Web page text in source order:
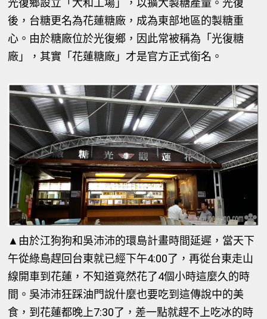
光復鄉設立「大和工場」，以擴大製糖產量。光復
後，台糖更名為花蓮糖廠，成為東部地區的製糖重
心。由於糖廠位於光復鄉，因此常被稱為「光復糖
廠」，其實「花蓮糖廠」才是官方正式銜名。
▲ 由於江狗狗和吳沛沛的環島計畫時間延遲，當天下
午從綠島趕回台東就已經下午4:00了，再從台東走山
線開車到花蓮，不知道竟然花了4個小時這麼久的時
間。吳沛沛狂踩油門說什麼也要吃到這傳說中的美
食，到花蓮都晚上7:30了，差一點就趕不上吃冰的時